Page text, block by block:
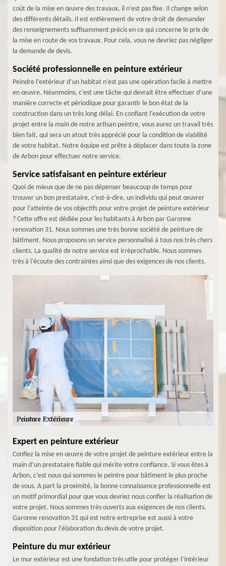
coût de la mise en œuvre des travaux, il n’est pas fixe. Il change selon
des différents détails. Il est entièrement de votre droit de demander
des renseignements suffisamment précis en ce qui concerne le prix de
la mise en route de vos travaux. Pour cela, vous ne devriez pas négliger
la demande de devis.
Société professionnelle en peinture extérieur
Peindre l’extérieur d’un habitat n’est pas une opération facile à mettre
en œuvre. Néanmoins, c’est une tâche qui devrait être effectuer d’une
manière correcte et périodique pour garantir le bon état de la
construction dans un très long délai. En confiant l’exécution de votre
projet entre la main de notre artisan peintre, vous aurez un travail très
bien fait, qui sera un atout très apprécié pour la condition de viabilité
de votre habitat. Notre équipe est prête à déplacer dans toute la zone
de Arbon pour effectuer notre service.
Service satisfaisant en peinture extérieur
Quoi de mieux que de ne pas dépenser beaucoup de temps pour
trouver un bon prestataire, c’est-à-dire, un individu qui peut œuvrer
pour l’atteinte de vos objectifs pour votre projet de peinture extérieur
? Cette offre est dédiée pour les habitants à Arbon par Garonne
renovation 31. Nous sommes une très bonne société de peinture de
bâtiment. Nous proposons un service personnalisé à tous nos très chers
clients. La qualité de notre service est irréprochable. Nous sommes
très à l’écoute des contraintes ainsi que des exigences de nos clients.
Expert en peinture extérieur
Confiez la mise en œuvre de votre projet de peinture extérieur entre la
main d’un prestataire fiable qui mérite votre confiance. Si vous êtes à
Arbon, c’est nous qui sommes le peintre pour bâtiment le plus proche
de vous. A part la proximité, la bonne connaissance professionnelle est
un motif primordial pour que vous devriez nous confier la réalisation de
votre projet. Nous sommes très ouverts aux exigences de nos clients.
Garonne renovation 31 qui est notre entreprise est aussi à votre
disposition pour l’élaboration du devis de votre projet.
Peinture du mur extérieur
Le mur extérieur est une fondation très utile pour protéger l’intérieur